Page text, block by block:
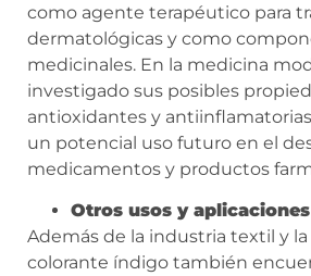
como agente terapéutico para
dermatológicas y como
medicinales. En la medicina
investigado sus posibles
antioxidantes y
un potencial uso futuro en el
medicamentos y productos
Otros usos y aplicaciones
Además de la industria textil y la
colorante índigo también